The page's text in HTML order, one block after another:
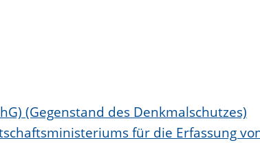
(Gegenstand des Denkmalschutzes)
für die Erfassung